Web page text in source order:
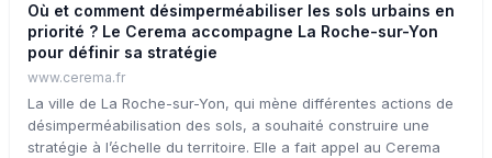
Où et comment désimperméabiliser les sols urbains en
priorité ? Le Cerema accompagne La Roche-sur-Yon
pour définir sa stratégie
www.cerema.fr
La ville de La Roche-sur-Yon, qui mène différentes actions de
désimperméabilisation des sols, a souhaité construire une
stratégie à l’échelle du territoire. Elle a fait appel au Cerema